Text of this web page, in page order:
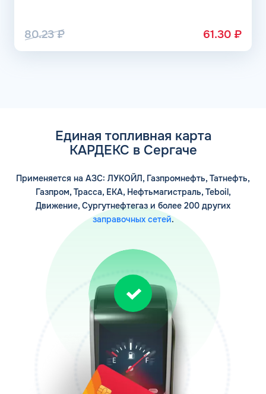
80.23₽ 61.30 ₽
Единая топливная карта
КАРДЕКС в Сергаче
Применяется на АЗС: ЛУКОЙЛ, Газпромнефть, Татнефть,
Газпром, Трасса, ЕКА, Нефтьмагистраль, Teboil,
Движение, Сургутнефтегаз и более 200 других
заправочных сетей.